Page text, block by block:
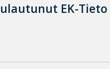
EK-Tieto